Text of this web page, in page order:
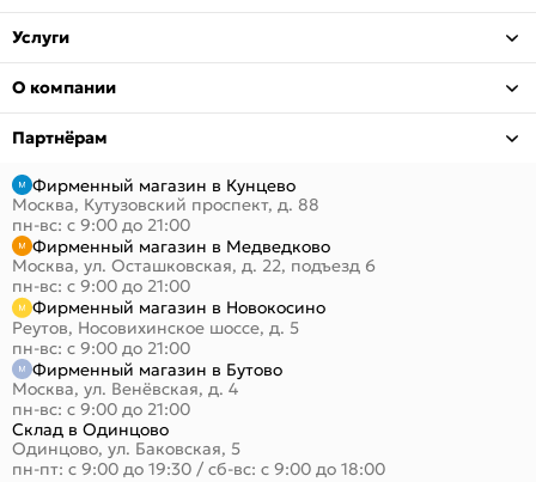
Услуги
О компании
Партнёрам
Фирменный магазин в Кунцево
Москва, Кутузовский проспект, д. 88
пн-вс: с 9:00 до 21:00
Фирменный магазин в Медведково
Москва, ул. Осташковская, д. 22, подъезд 6
пн-вс: с 9:00 до 21:00
Фирменный магазин в Новокосино
Реутов, Носовихинское шоссе, д. 5
пн-вс: с 9:00 до 21:00
Фирменный магазин в Бутово
Москва, ул. Венёвская, д. 4
пн-вс: с 9:00 до 21:00
Склад в Одинцово
Одинцово, ул. Баковская, 5
пн-пт: с 9:00 до 19:30 / сб-вс: с 9:00 до 18:00